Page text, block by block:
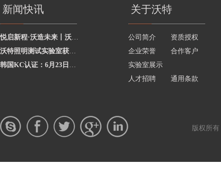
新闻快讯
悦启新程·沃造未来丨沃特学院2026年度讲师聘任暨2025年度优秀讲师颁奖活动圆
沃特照明测试实验室获澳洲灯具最新标准CNAS资质，助力企业合规出海澳洲市场
韩国KC认证：6月23日起将执行更严格的网络摄像头安全要求
关于沃特
公司简介
资质授权
企业荣誉
合作客户
实验室展示
人才招聘
通用条款
版权所